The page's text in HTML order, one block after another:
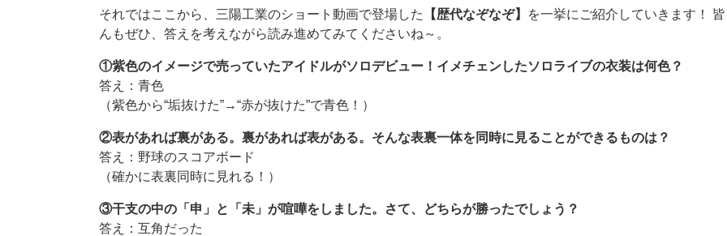
それではここから、三陽工業のショート動画で登場した 【歴代なぞなぞ】
を一挙にご紹介していきます！
んもぜひ、答えを考えながら読み進めてみてくださいね～。
①紫色のイメージで売っていたアイドルがソロデビュー！イメチェンしたソロライブの衣装は何色？
答え：青色
（紫色から“垢抜けた”→“赤が抜けた”で青色！）
②表があれば裏がある。裏があれば表がある。そんな表裏一体を同時に見ることができるものは？
答え：野球のスコアボード
（確かに表裏同時に見れる！）
③干支の中の「申」と「未」が喧嘩をしました。さて、どちらが勝ったでしょう？
答え：互角だった